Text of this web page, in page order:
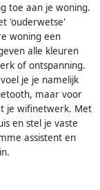
toe aan je woning.
'ouderwetse'
woning een
alle kleuren
of ontspanning.
je je namelijk
maar voor
je wifinetwerk. Met
en stel je vaste
assistent en